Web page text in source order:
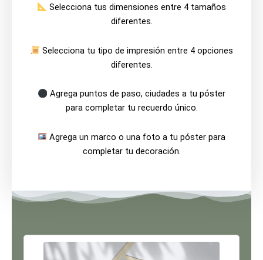
Selecciona tus dimensiones entre 4 tamaños
diferentes.
Selecciona tu tipo de impresión entre 4 opciones
diferentes.
Agrega puntos de paso, ciudades a tu póster
para completar tu recuerdo único.
Agrega un marco o una foto a tu póster para
completar tu decoración.